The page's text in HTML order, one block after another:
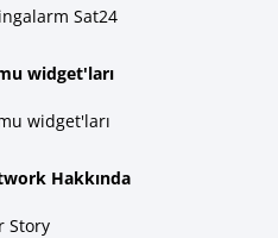
Sat24
widget'ları
widget'ları
Hakkında
Story